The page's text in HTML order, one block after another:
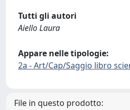
Tutti gli autori
Aiello Laura
Appare nelle tipologie:
2a - Art/Cap/Saggio libro
File in questo prodotto: